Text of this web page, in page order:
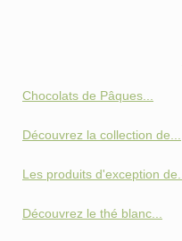
Chocolats de Pâques...
Découvrez la collection de...
Les produits d'exception de...
Découvrez le thé blanc...